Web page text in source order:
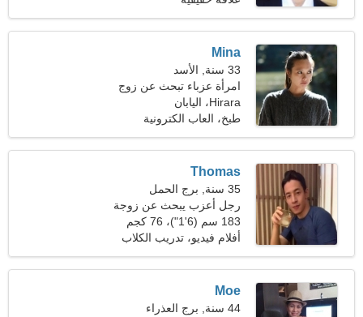
Mina
33 سنة, الأسد
امرأة عزباء تبحث عن زوج
Hirara، اليابان
طبخ، العاب الكترونية
Thomas
35 سنة, برج الحمل
رجل أعزب يبحث عن زوجة
25-31
183 سم (6'1")، 76 كجم
(167 رطلا)
أفلام فيديو، تدريب الكلاب
Moe
44 سنة, برج العذراء